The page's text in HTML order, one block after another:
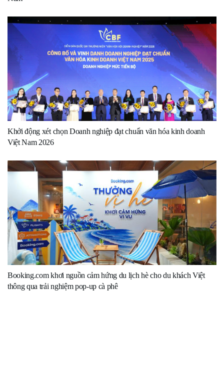
Khởi động xét chọn Doanh nghiệp đạt chuẩn văn hóa kinh doanh
Việt Nam 2026
Booking.com khơi nguồn cảm hứng du lịch hè cho du khách Việt
thông qua trải nghiệm pop-up cà phê